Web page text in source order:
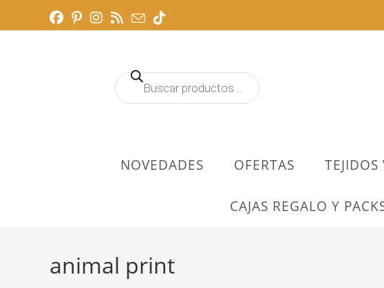
Búsqueda
de
NOVEDADES OFERTAS TEJIDOS
CAJAS REGALO Y
animal print